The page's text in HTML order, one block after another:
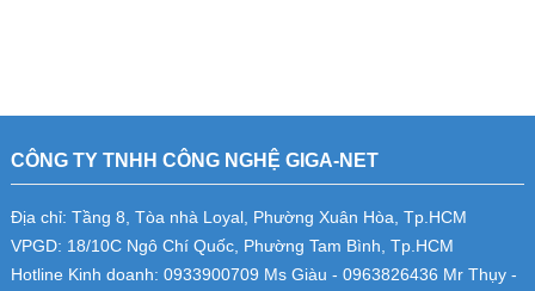
CÔNG TY TNHH CÔNG NGHỆ GIGA-NET
Địa chỉ: Tầng 8, Tòa nhà Loyal, Phường Xuân Hòa, Tp.HCM
VPGD: 18/10C Ngô Chí Quốc, Phường Tam Bình, Tp.HCM
Hotline Kinh doanh: 0933900709 Ms Giàu - 0963826436 Mr Thụy -